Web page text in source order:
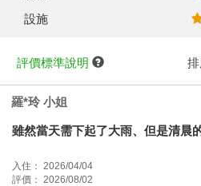
設施
評價標準說明
羅*玲 小姐
雖然當天需下起了大雨、但是清晨
入住： 2026/04/04
評價： 2026/08/02